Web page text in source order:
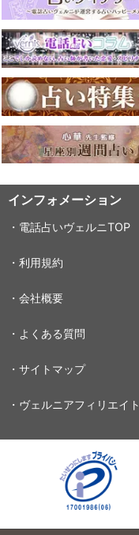
インフォメーション
・電話占いヴェルニTOP
・利用規約
・会社概要
・よくある質問
・サイトマップ
・ヴェルニアフィリエイト